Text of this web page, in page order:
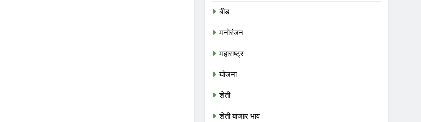
बीड
मनोरंजन
महाराष्ट्र
योजना
शेती
शेती बाजार भाव